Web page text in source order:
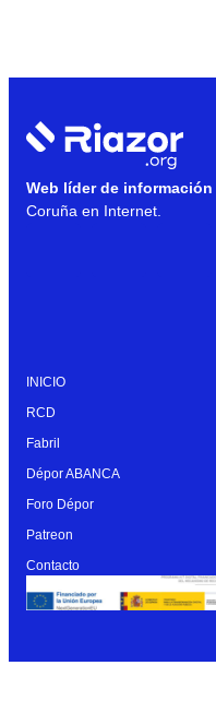
Web líder de información
Coruña en Internet.
INICIO
RCD
Fabril
Dépor ABANCA
Foro Dépor
Patreon
Contacto